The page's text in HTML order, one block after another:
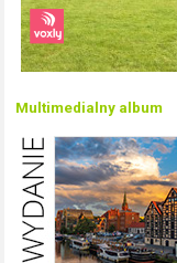
Multimedialny album